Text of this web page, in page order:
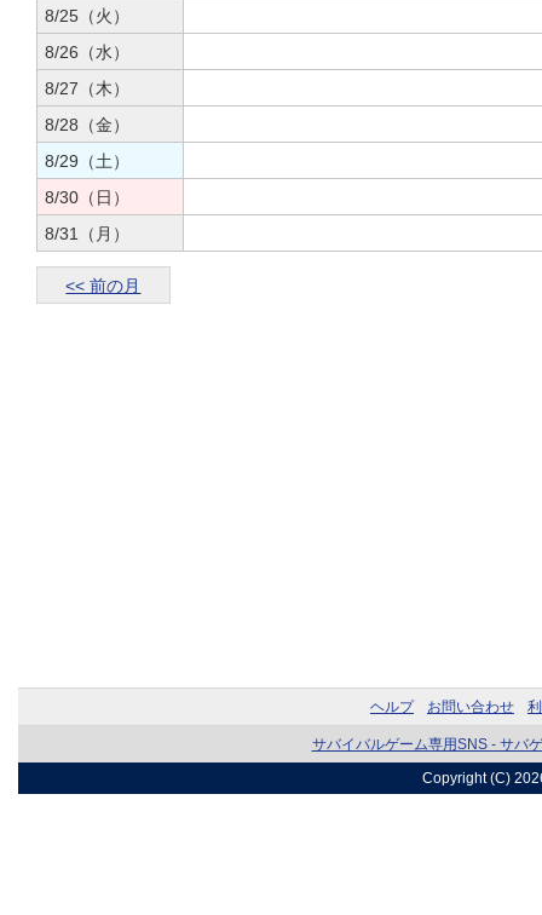
8/25（火）
8/26（水）
8/27（木）
8/28（金）
8/29（土）
8/30（日）
8/31（月）
<< 前の月
ヘルプ お問い合わせ
サバイバルゲーム専用SNS - サバ
Copyright (C)